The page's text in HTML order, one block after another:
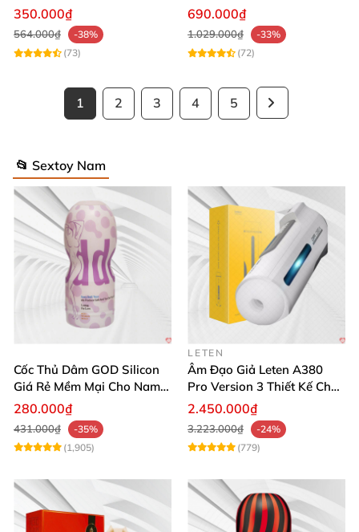
kích thích
350.000₫
564.000₫
-38%
(73)
rung đa dạng
690.000₫
1.029.000₫
-33%
(72)
1 2 3 4 5
📂 Sextoy Nam
Cốc Thủ Dâm GOD Silicon
Giá Rẻ Mềm Mại Cho Nam
Giới
280.000₫
431.000₫
-35%
(1,905)
LETEN
Âm Đạo Giả Leten A380
Pro Version 3 Thiết Kế Chân
Thực
2.450.000₫
3.223.000₫
-24%
(779)